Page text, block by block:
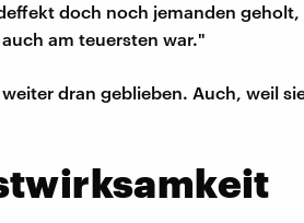
doch noch jemanden geholt,
am teuersten war."
dran geblieben. Auch, weil